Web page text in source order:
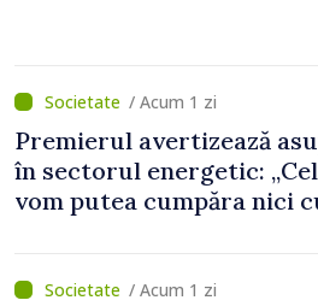
/ Acum 1 zi
Premierul avertizează
în sectorul energetic:
vom putea cumpăra nici
/ Acum 1 zi